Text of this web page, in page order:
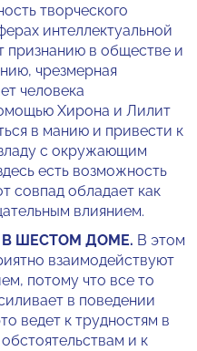
творческого
интеллектуальной
признанию в обществе и
чрезмерная
человека
Хирона и Лилит
в манию и привести к
с окружающим
есть возможность
совпад обладает как
влиянием.
ШЕСТОМ ДОМЕ. В этом
взаимодействуют
потому что все то
в поведении
ведет к трудностям в
и к